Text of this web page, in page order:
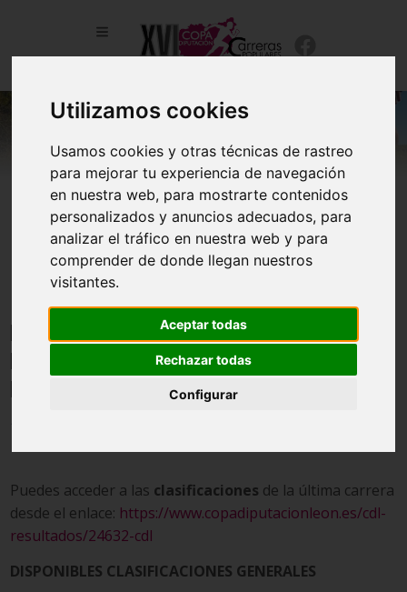
Utilizamos cookies
Usamos cookies y otras técnicas de rastreo
para mejorar tu experiencia de navegación
en nuestra web, para mostrarte contenidos
personalizados y anuncios adecuados, para
analizar el tráfico en nuestra web y para
comprender de donde llegan nuestros
visitantes.
Aceptar todas
Rechazar todas
Configurar
Felicidades a todos los participantes y
enhorabuena a los premiados en la “VI TORAL DE
LOS GUZMANES”.
Puedes acceder a las clasificaciones de la última carrera
desde el enlace: https://www.copadiputacionleon.es/cdl-
resultados/24632-cdl
DISPONIBLES CLASIFICACIONES GENERALES